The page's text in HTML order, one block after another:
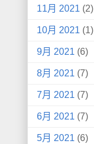
11月 2021 (2)
10月 2021 (1)
9月 2021 (6)
8月 2021 (7)
7月 2021 (7)
6月 2021 (7)
5月 2021 (6)